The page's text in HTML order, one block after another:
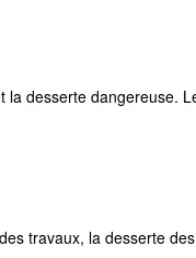
la desserte dangereuse.
travaux, la desserte